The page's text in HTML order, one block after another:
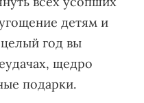
детям и
год вы
щедро
подарки.